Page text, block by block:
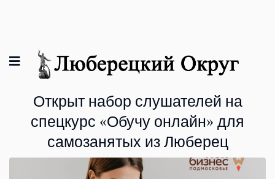
Открыт набор слушателей на
спецкурс «Обучу онлайн» для
самозанятых из Люберец